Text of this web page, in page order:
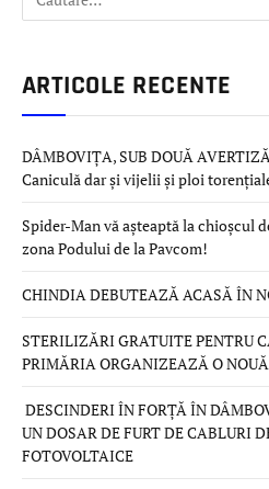
ARTICOLE RECENTE
DÂMBOVIȚA, SUB DOUĂ
Caniculă dar și vijelii și ploi
Spider-Man vă așteaptă la chioșcul
zona Podului de la Pavcom!
CHINDIA DEBUTEAZĂ ACASĂ ÎN
STERILIZĂRI GRATUITE PENTRU
PRIMĂRIA ORGANIZEAZĂ O
DESCINDERI ÎN FORȚĂ ÎN
UN DOSAR DE FURT DE CABLURI
FOTOVOLTAICE